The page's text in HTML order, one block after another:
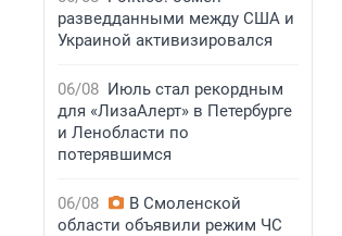
разведданными между США и
Украиной активизировался
06/08 Июль стал рекордным
для «ЛизаАлерт» в Петербурге
и Ленобласти по
потерявшимся
06/08
В Смоленской
области объявили режим ЧС